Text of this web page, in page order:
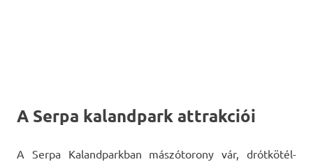
A Serpa kalandpark attrakciói
A Serpa Kalandparkban mászótorony vár, drótkötél-